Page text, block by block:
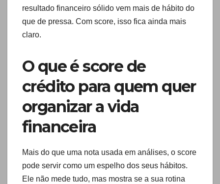
resultado financeiro sólido vem mais de hábito do
que de pressa. Com score, isso fica ainda mais
claro.
O que é score de
crédito para quem quer
organizar a vida
financeira
Mais do que uma nota usada em análises, o score
pode servir como um espelho dos seus hábitos.
Ele não mede tudo, mas mostra se a sua rotina